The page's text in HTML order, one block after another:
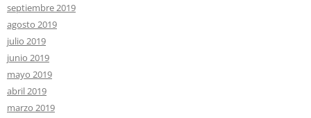
septiembre 2019
agosto 2019
julio 2019
junio 2019
mayo 2019
abril 2019
marzo 2019